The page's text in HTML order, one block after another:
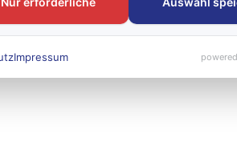
Impressum